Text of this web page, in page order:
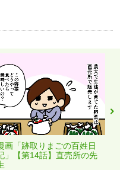
画「跡取りまごの百姓日
」【第14話】直売所の先